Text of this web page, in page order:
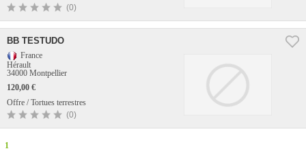
(0)
BB TESTUDO
France
Hérault
34000 Montpellier
120,00 €
Offre / Tortues terrestres
(0)
1